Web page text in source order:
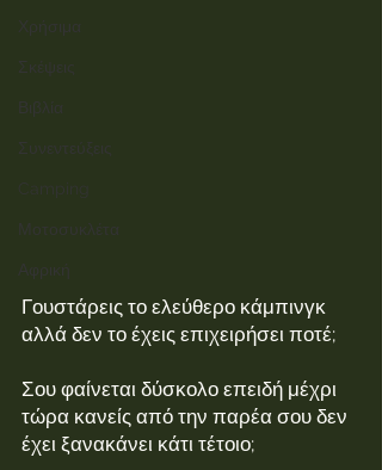
Χρήσιμα
Σκέψεις
Βιβλία
Συνεντεύξεις
Μοτοσυκλέτα
Αφρική
Γουστάρεις το ελεύθερο κάμπινγκ
αλλά δεν το έχεις επιχειρήσει ποτέ;
Σου φαίνεται δύσκολο επειδή μέχρι
τώρα κανείς από την παρέα σου δεν
έχει ξανακάνει κάτι τέτοιο;